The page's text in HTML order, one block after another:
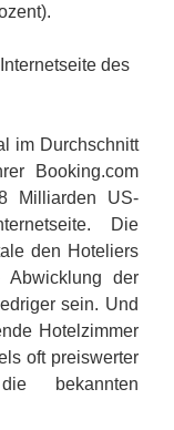
des
im Durchschnitt
Booking.com
Milliarden US-
Die
den Hoteliers
der
sein. Und
Hotelzimmer
oft preiswerter
bekannten